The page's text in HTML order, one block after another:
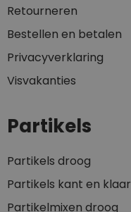
Retourneren
Bestellen en betalen
Privacyverklaring
Visvakanties
Partikels
Partikels droog
Partikels kant en klaar
Partikelmixen droog